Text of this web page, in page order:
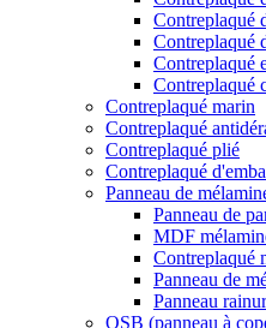
Contreplaqué
Contreplaqué
Contreplaqué
Contreplaqué
Contreplaqué marin
Contreplaqué
Contreplaqué plié
Contreplaqué
Panneau de
Panneau de
MDF
Contreplaqué
Panneau de
Panneau
OSB (panneau à